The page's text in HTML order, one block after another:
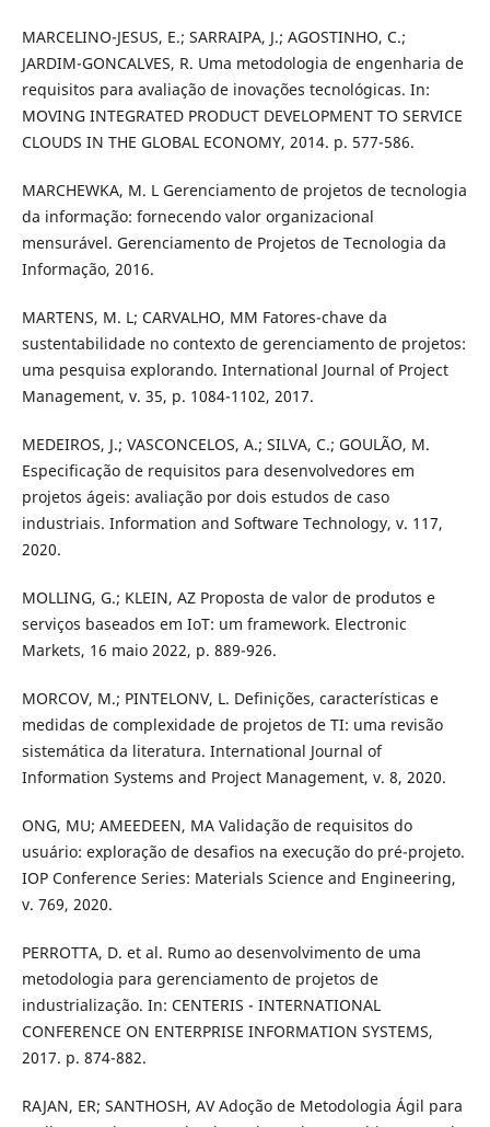
MARCELINO-JESUS, E.; SARRAIPA, J.; AGOSTINHO, C.;
JARDIM-GONCALVES, R. Uma metodologia de engenharia de
requisitos para avaliação de inovações tecnológicas. In:
MOVING INTEGRATED PRODUCT DEVELOPMENT TO SERVICE
CLOUDS IN THE GLOBAL ECONOMY, 2014. p. 577-586.
MARCHEWKA, M. L Gerenciamento de projetos de tecnologia
da informação: fornecendo valor organizacional
mensurável. Gerenciamento de Projetos de Tecnologia da
Informação, 2016.
MARTENS, M. L; CARVALHO, MM Fatores-chave da
sustentabilidade no contexto de gerenciamento de projetos:
uma pesquisa explorando. International Journal of Project
Management, v. 35, p. 1084-1102, 2017.
MEDEIROS, J.; VASCONCELOS, A.; SILVA, C.; GOULÃO, M.
Especificação de requisitos para desenvolvedores em
projetos ágeis: avaliação por dois estudos de caso
industriais. Information and Software Technology, v. 117,
2020.
MOLLING, G.; KLEIN, AZ Proposta de valor de produtos e
serviços baseados em IoT: um framework. Electronic
Markets, 16 maio 2022, p. 889-926.
MORCOV, M.; PINTELONV, L. Definições, características e
medidas de complexidade de projetos de TI: uma revisão
sistemática da literatura. International Journal of
Information Systems and Project Management, v. 8, 2020.
ONG, MU; AMEEDEEN, MA Validação de requisitos do
usuário: exploração de desafios na execução do pré-projeto.
IOP Conference Series: Materials Science and Engineering,
v. 769, 2020.
PERROTTA, D. et al. Rumo ao desenvolvimento de uma
metodologia para gerenciamento de projetos de
industrialização. In: CENTERIS - INTERNATIONAL
CONFERENCE ON ENTERPRISE INFORMATION SYSTEMS,
2017. p. 874-882.
RAJAN, ER; SANTHOSH, AV Adoção de Metodologia Ágil para